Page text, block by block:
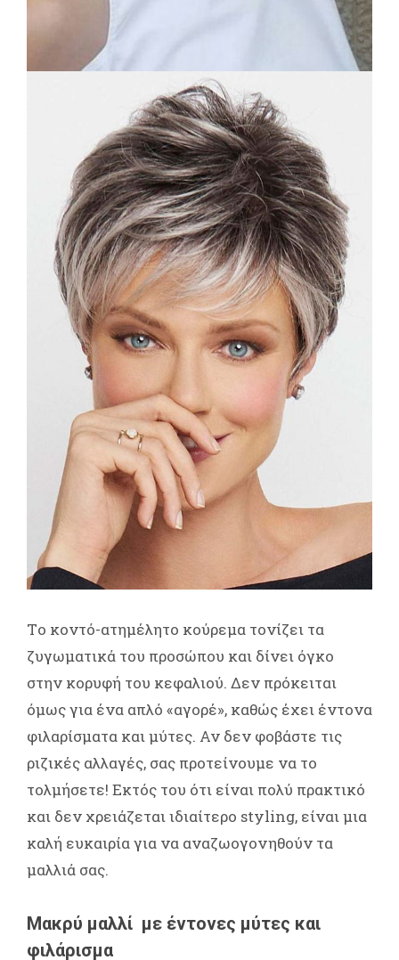
Tο κοντό-ατημέλητο κούρεμα τονίζει τα
ζυγωματικά του προσώπου και δίνει όγκο
στην κορυφή του κεφαλιού. Δεν πρόκειται
όμως για ένα απλό «αγορέ», καθώς έχει έντονα
φιλαρίσματα και μύτες. Αν δεν φοβάστε τις
ριζικές αλλαγές, σας προτείνουμε να το
τολμήσετε! Εκτός του ότι είναι πολύ πρακτικό
και δεν χρειάζεται ιδιαίτερο styling, είναι μια
καλή ευκαιρία για να αναζωογονηθούν τα
μαλλιά σας.
Μακρύ μαλλί με έντονες μύτες και
φιλάρισμα